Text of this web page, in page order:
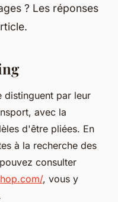
? Les réponses
distinguent par leur
avec la
d'être pliées. En
à la recherche des
consulter
, vous y